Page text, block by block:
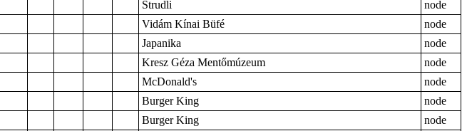
Strudli
node
Vidám Kínai Büfé
node
Japanika
node
Kresz Géza Mentőmúzeum
node
McDonald's
node
Burger King
node
Burger King
node